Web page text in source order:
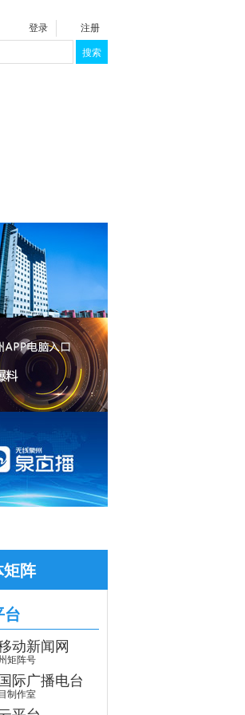
登录
注册
搜索
】学习贯彻党的二十届四中全会
阵
动新闻网
矩阵号
际广播电台
制作室